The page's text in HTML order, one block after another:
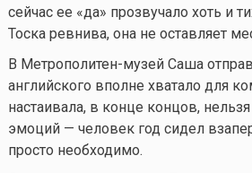
сейчас ее «да» прозвучало хоть и
Тоска ревнива, она не оставляет
В Метрополитен-музей Саша
английского вполне хватало для
настаивала, в конце концов,
эмоций — человек год сидел
просто необходимо.